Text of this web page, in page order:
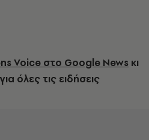
Voice στο Google News κι
όλες τις ειδήσεις